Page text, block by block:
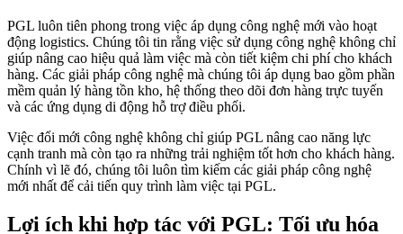
PGL luôn tiên phong trong việc áp dụng công nghệ mới vào hoạt
động logistics. Chúng tôi tin rằng việc sử dụng công nghệ không chỉ
giúp nâng cao hiệu quả làm việc mà còn tiết kiệm chi phí cho khách
hàng. Các giải pháp công nghệ mà chúng tôi áp dụng bao gồm phần
mềm quản lý hàng tồn kho, hệ thống theo dõi đơn hàng trực tuyến
và các ứng dụng di động hỗ trợ điều phối.
Việc đổi mới công nghệ không chỉ giúp PGL nâng cao năng lực
cạnh tranh mà còn tạo ra những trải nghiệm tốt hơn cho khách hàng.
Chính vì lẽ đó, chúng tôi luôn tìm kiếm các giải pháp công nghệ
mới nhất để cải tiến quy trình làm việc tại PGL.
Lợi ích khi hợp tác với PGL: Tối ưu hóa